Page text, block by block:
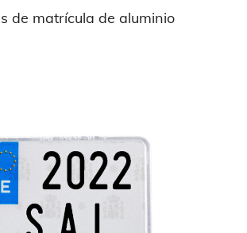
de matrícula de aluminio